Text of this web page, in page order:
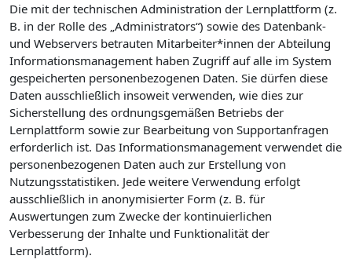
Die mit der technischen Administration der Lernplattform (z.
B. in der Rolle des „Administrators“) sowie des Datenbank-
und Webservers betrauten Mitarbeiter*innen der Abteilung
Informationsmanagement haben Zugriff auf alle im System
gespeicherten personenbezogenen Daten. Sie dürfen diese
Daten ausschließlich insoweit verwenden, wie dies zur
Sicherstellung des ordnungsgemäßen Betriebs der
Lernplattform sowie zur Bearbeitung von Supportanfragen
erforderlich ist. Das Informationsmanagement verwendet die
personenbezogenen Daten auch zur Erstellung von
Nutzungsstatistiken. Jede weitere Verwendung erfolgt
ausschließlich in anonymisierter Form (z. B. für
Auswertungen zum Zwecke der kontinuierlichen
Verbesserung der Inhalte und Funktionalität der
Lernplattform).